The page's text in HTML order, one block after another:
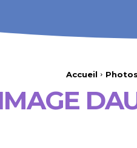
Accueil Photos